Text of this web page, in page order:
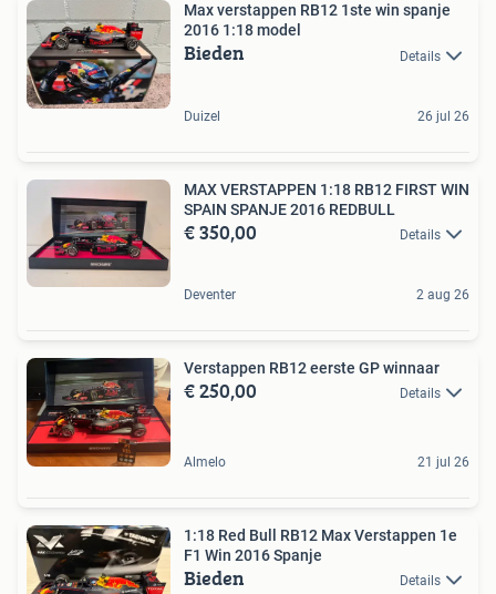
Max verstappen RB12 1ste win spanje
2016 1:18 model
Bieden Details
Duizel 26 jul 26
MAX VERSTAPPEN 1:18 RB12 FIRST WIN
SPAIN SPANJE 2016 REDBULL
€ 350,00 Details
Deventer 2 aug 26
Verstappen RB12 eerste GP winnaar
€ 250,00 Details
Almelo 21 jul 26
1:18 Red Bull RB12 Max Verstappen 1e
F1 Win 2016 Spanje
Bieden Details